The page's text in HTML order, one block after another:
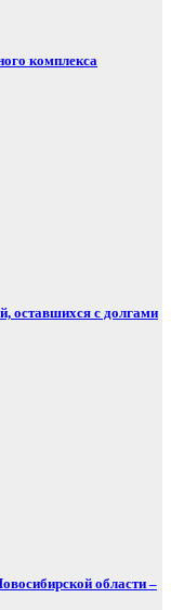
комплекса
оставшихся с долгами
области –